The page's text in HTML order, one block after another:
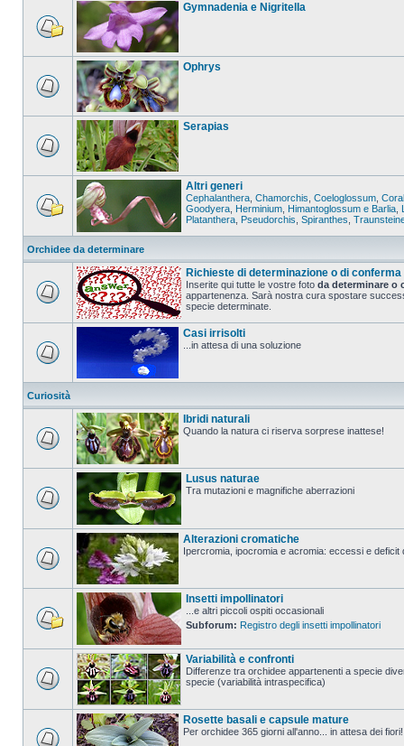
Gymnadenia e Nigritella
Ophrys
Serapias
Altri generi
Cephalanthera Chamorchis Coeloglossum
Goodyera Herminium Himantoglossum e Barlia
Platanthera Pseudorchis Spiranthes
Orchidee da determinare
Richieste di determinazione o di conferma
Inserite qui tutte le vostre foto da determinare o
appartenenza. Sarà nostra cura spostare
specie determinate.
Casi irrisolti
...in attesa di una soluzione
Curiosità
Ibridi naturali
Quando la natura ci riserva sorprese inattese!
Lusus naturae
Tra mutazioni e magnifiche aberrazioni
Alterazioni cromatiche
Ipercromia, ipocromia e acromia: eccessi e deficit
Insetti impollinatori
...e altri piccoli ospiti occasionali
Subforum: Registro degli insetti impollinatori
Variabilità e confronti
Differenze tra orchidee appartenenti a specie
specie (variabilità intraspecifica)
Rosette basali e capsule mature
Per orchidee 365 giorni all'anno... in attesa dei fiori!